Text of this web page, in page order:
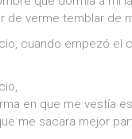
de verme temblar de
cuando empezó el
en que me vestía
me sacara mejor